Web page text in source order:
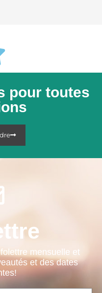
pour toutes
mensuelle et
et des dates